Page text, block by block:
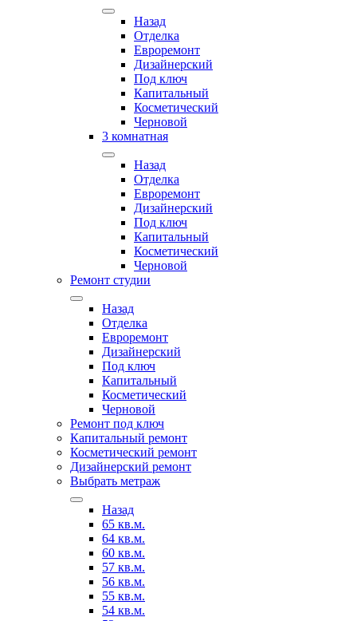
Назад
Отделка
Евроремонт
Дизайнерский
Под ключ
Капитальный
Косметический
Черновой
3 комнатная
Назад
Отделка
Евроремонт
Дизайнерский
Под ключ
Капитальный
Косметический
Черновой
Ремонт студии
Назад
Отделка
Евроремонт
Дизайнерский
Под ключ
Капитальный
Косметический
Черновой
Ремонт под ключ
Капитальный ремонт
Косметический ремонт
Дизайнерский ремонт
Выбрать метраж
Назад
65 кв.м.
64 кв.м.
60 кв.м.
57 кв.м.
56 кв.м.
55 кв.м.
54 кв.м.